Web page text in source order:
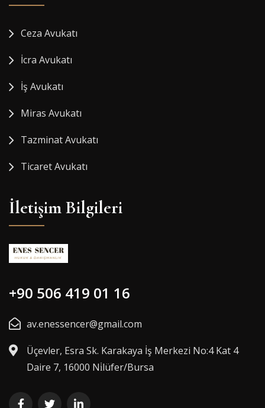
Ceza Avukatı
İcra Avukatı
İş Avukatı
Miras Avukatı
Tazminat Avukatı
Ticaret Avukatı
İletişim Bilgileri
+90 506 419 01 16
av.enessencer@gmail.com
Üçevler, Esra Sk. Karakaya İş Merkezi No:4 Kat 4
Daire 7, 16000 Ni̇lüfer/Bursa